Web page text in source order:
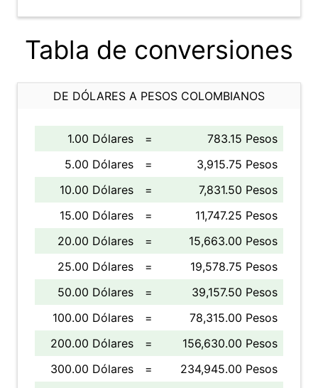
Tabla de conversiones
DE DÓLARES A PESOS COLOMBIANOS
1.00 Dólares =
783.15 Pesos
5.00 Dólares
=
3,915.75 Pesos
10.00 Dólares
=
7,831.50 Pesos
15.00 Dólares
=
11,747.25 Pesos
20.00 Dólares
=
15,663.00 Pesos
25.00 Dólares
=
19,578.75 Pesos
50.00 Dólares
=
39,157.50 Pesos
100.00 Dólares
=
78,315.00 Pesos
200.00 Dólares
=
156,630.00 Pesos
300.00 Dólares
=
234,945.00 Pesos